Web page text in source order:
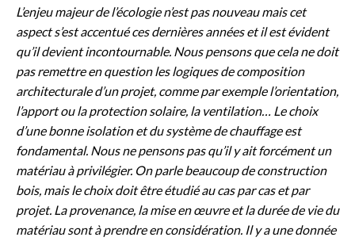
L’enjeu majeur de l’écologie n’est pas nouveau mais cet
aspect s’est accentué ces dernières années et il est évident
qu’il devient incontournable. Nous pensons que cela ne doit
pas remettre en question les logiques de composition
architecturale d’un projet, comme par exemple l’orientation,
l’apport ou la protection solaire, la ventilation… Le choix
d’une bonne isolation et du système de chauffage est
fondamental. Nous ne pensons pas qu’il y ait forcément un
matériau à privilégier. On parle beaucoup de construction
bois, mais le choix doit être étudié au cas par cas et par
projet. La provenance, la mise en œuvre et la durée de vie du
matériau sont à prendre en considération. Il y a une donnée